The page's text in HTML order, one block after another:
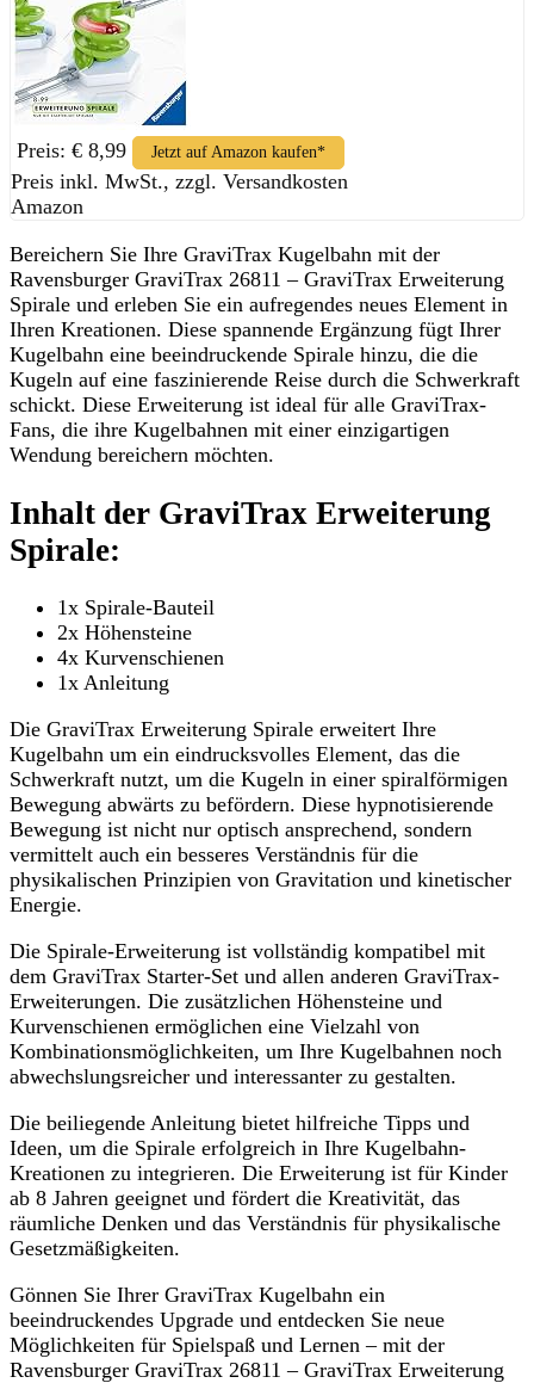
Preis: € 8,99 Jetzt auf Amazon kaufen*
Preis inkl. MwSt., zzgl. Versandkosten
Amazon
Bereichern Sie Ihre GraviTrax Kugelbahn mit der
Ravensburger GraviTrax 26811 – GraviTrax Erweiterung
Spirale und erleben Sie ein aufregendes neues Element in
Ihren Kreationen. Diese spannende Ergänzung fügt Ihrer
Kugelbahn eine beeindruckende Spirale hinzu, die die
Kugeln auf eine faszinierende Reise durch die Schwerkraft
schickt. Diese Erweiterung ist ideal für alle GraviTrax-
Fans, die ihre Kugelbahnen mit einer einzigartigen
Wendung bereichern möchten.
Inhalt der GraviTrax Erweiterung
Spirale:
1x Spirale-Bauteil
2x Höhensteine
4x Kurvenschienen
1x Anleitung
Die GraviTrax Erweiterung Spirale erweitert Ihre
Kugelbahn um ein eindrucksvolles Element, das die
Schwerkraft nutzt, um die Kugeln in einer spiralförmigen
Bewegung abwärts zu befördern. Diese hypnotisierende
Bewegung ist nicht nur optisch ansprechend, sondern
vermittelt auch ein besseres Verständnis für die
physikalischen Prinzipien von Gravitation und kinetischer
Energie.
Die Spirale-Erweiterung ist vollständig kompatibel mit
dem GraviTrax Starter-Set und allen anderen GraviTrax-
Erweiterungen. Die zusätzlichen Höhensteine und
Kurvenschienen ermöglichen eine Vielzahl von
Kombinationsmöglichkeiten, um Ihre Kugelbahnen noch
abwechslungsreicher und interessanter zu gestalten.
Die beiliegende Anleitung bietet hilfreiche Tipps und
Ideen, um die Spirale erfolgreich in Ihre Kugelbahn-
Kreationen zu integrieren. Die Erweiterung ist für Kinder
ab 8 Jahren geeignet und fördert die Kreativität, das
räumliche Denken und das Verständnis für physikalische
Gesetzmäßigkeiten.
Gönnen Sie Ihrer GraviTrax Kugelbahn ein
beeindruckendes Upgrade und entdecken Sie neue
Möglichkeiten für Spielspaß und Lernen – mit der
Ravensburger GraviTrax 26811 – GraviTrax Erweiterung